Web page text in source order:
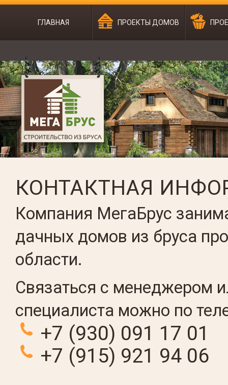
ГЛАВНАЯ ПРОЕКТЫ ДОМОВ
КОНТАКТНАЯ
Компания МегаБрус
дачных домов из бруса
области.
Связаться с менеджером
специалиста можно по
+7 (930) 091 17 01
+7 (915) 921 94 06